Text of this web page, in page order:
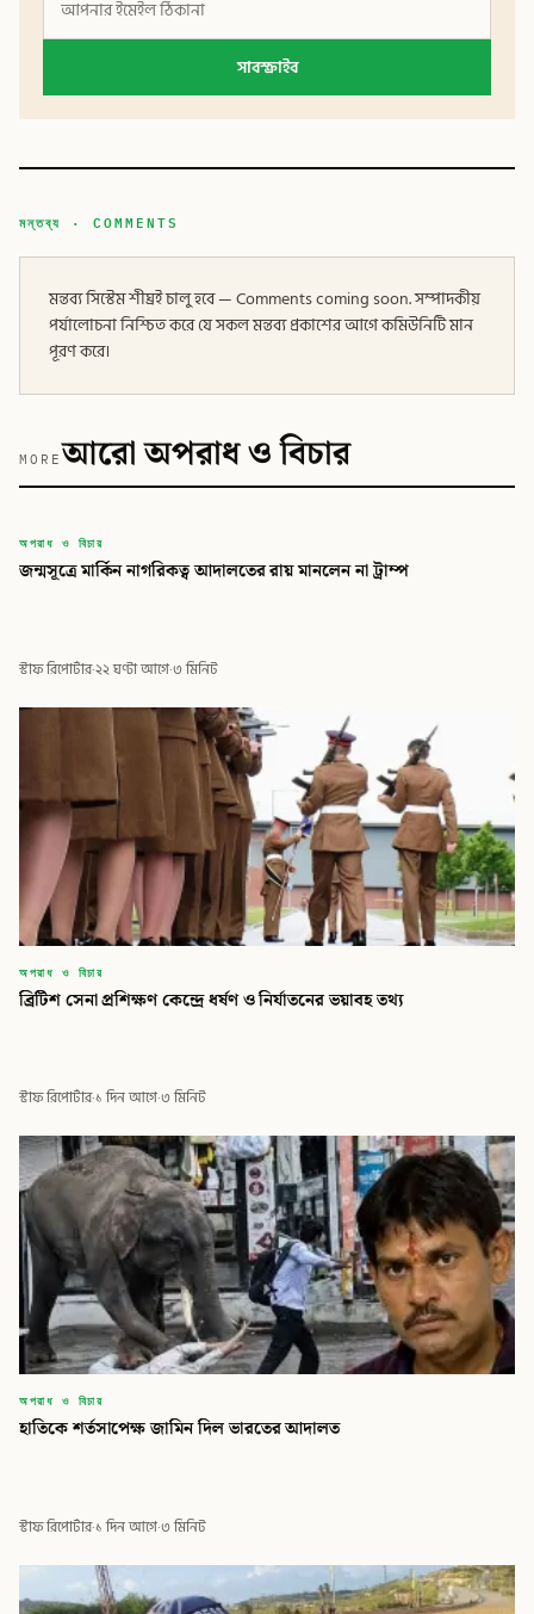
সাবস্ক্রাইব
মন্তব্য · COMMENTS
মন্তব্য সিস্টেম শীঘ্রই চালু হবে — Comments coming soon. সম্পাদকীয়
পর্যালোচনা নিশ্চিত করে যে সকল মন্তব্য প্রকাশের আগে কমিউনিটি মান
পূরণ করে।
MOREআরো অপরাধ ও বিচার
বিডি
বিডি গ্লোবাল টাইমস
অপরাধ ও বিচার
জন্মসূত্রে মার্কিন নাগরিকত্ব আদালতের রায় মানলেন না ট্রাম্প
স্টাফ রিপোর্টার·২২ ঘণ্টা আগে·৩ মিনিট
অপরাধ ও বিচার
ব্রিটিশ সেনা প্রশিক্ষণ কেন্দ্রে ধর্ষণ ও নির্যাতনের ভয়াবহ তথ্য
স্টাফ রিপোর্টার·১ দিন আগে·৩ মিনিট
অপরাধ ও বিচার
হাতিকে শর্তসাপেক্ষ জামিন দিল ভারতের আদালত
স্টাফ রিপোর্টার·১ দিন আগে·৩ মিনিট